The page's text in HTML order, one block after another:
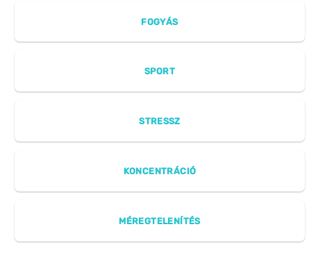
FOGYÁS
SPORT
STRESSZ
KONCENTRÁCIÓ
MÉREGTELENÍTÉS